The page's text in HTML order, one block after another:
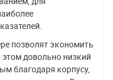
позволят экономить
довольно низкий
благодаря корпусу,